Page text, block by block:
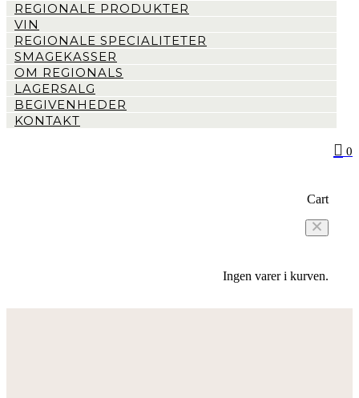
REGIONALE PRODUKTER
VIN
REGIONALE SPECIALITETER
SMAGEKASSER
OM REGIONALS
LAGERSALG
BEGIVENHEDER
KONTAKT
0
Cart
Ingen varer i kurven.